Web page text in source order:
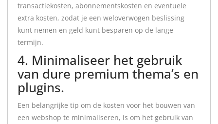
transactiekosten, abonnementskosten en eventuele
extra kosten, zodat je een weloverwogen beslissing
kunt nemen en geld kunt besparen op de lange
termijn.
4. Minimaliseer het gebruik
van dure premium thema’s en
plugins.
Een belangrijke tip om de kosten voor het bouwen van
een webshop te minimaliseren, is om het gebruik van